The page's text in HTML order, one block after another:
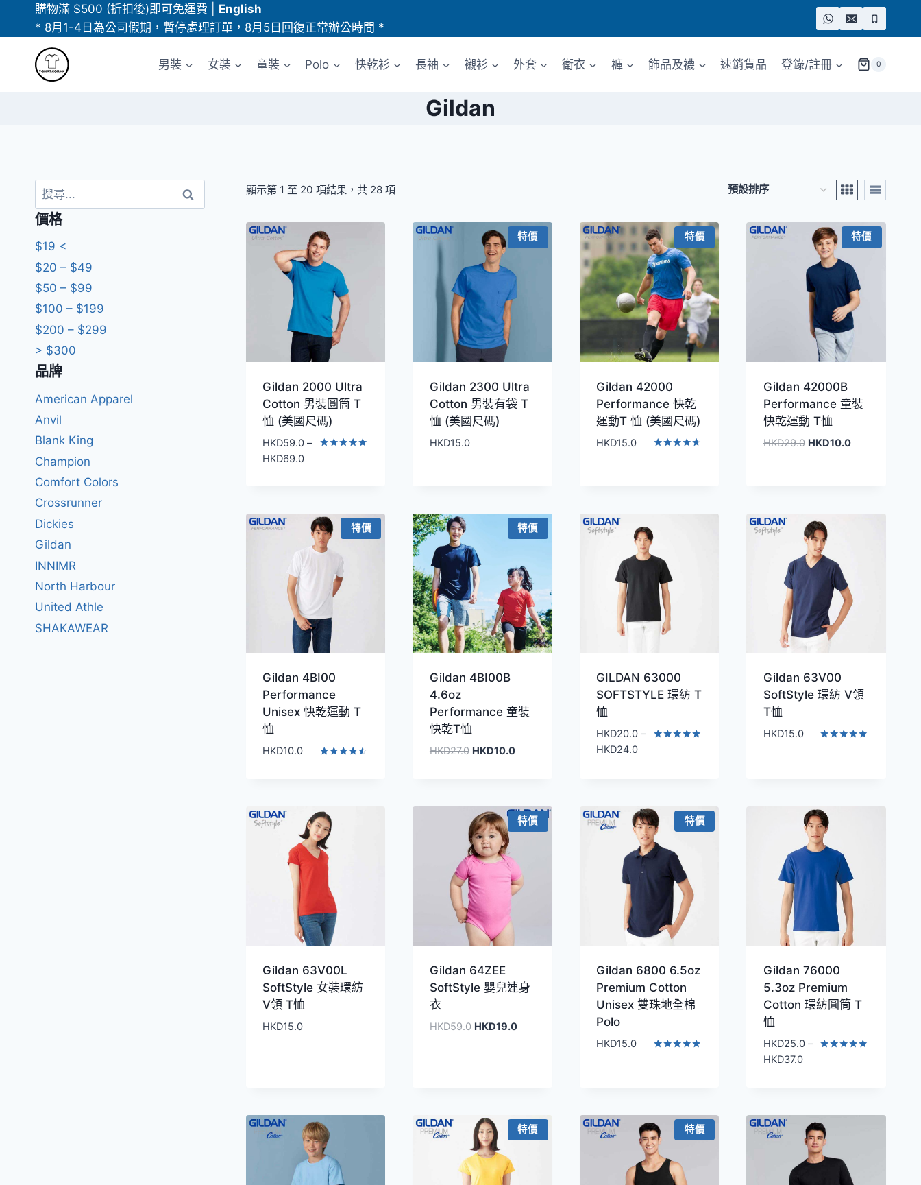
購物滿 $500 (折扣後)即可免運費
English
* 8月1-4日為公司假期，暫停處理訂單，8月5日回復正常辦公時間 *
男裝 女裝 童裝 Polo 快乾衫 長袖 襯衫 外套 衛衣 褲 飾品及襪 速銷貨品 登錄/註冊 0
Gildan
顯示第 1 至 20 項結果，共 28 項
Gildan 2000 Ultra
Cotton 男裝圓筒 T
恤 (美國尺碼)
HKD59.0 –
HKD69.0價
HKD59.0
到
HKD69.0
特價
Gildan 2300 Ultra
Cotton 男裝有袋 T
恤 (美國尺碼)
HKD15.0
特價
Gildan 42000
Performance 快乾
運動T 恤 (美國尺碼)
HKD15.0
特價
Gildan 42000B
Performance 童裝
快乾運動 T恤
HKD29.0 原
HKD10.0目
特價
Gildan 4BI00
Performance
Unisex 快乾運動 T
恤
HKD10.0
特價
Gildan 4BI00B
4.6oz
Performance 童裝
快乾T恤
HKD27.0 原
HKD27.0。
HKD10.0目
HKD10.0。
GILDAN 63000
SOFTSTYLE 環紡 T
恤
HKD20.0 –
HKD24.0價
HKD20.0
到
HKD24.0
Gildan 63V00
SoftStyle 環紡 V領
T恤
HKD15.0
Gildan 63V00L
SoftStyle 女裝環紡
V領 T恤
HKD15.0
特價
Gildan 64ZEE
SoftStyle 嬰兒連身
衣
HKD59.0 原
HKD19.0目
特價
Gildan 6800 6.5oz
Premium Cotton
Unisex 雙珠地全棉
Polo
HKD15.0
Gildan 76000
5.3oz Premium
Cotton 環紡圓筒 T
恤
HKD25.0 –
HKD37.0價
HKD25.0
到
HKD37.0
特價 特價
搜
尋
關
鍵
字:
價格
$19 <
$20 – $49
$50 – $99
$100 – $199
$200 – $299
> $300
品牌
American Apparel
Anvil
Blank King
Champion
Comfort Colors
Crossrunner
Dickies
Gildan
INNIMR
North Harbour
United Athle
SHAKAWEAR